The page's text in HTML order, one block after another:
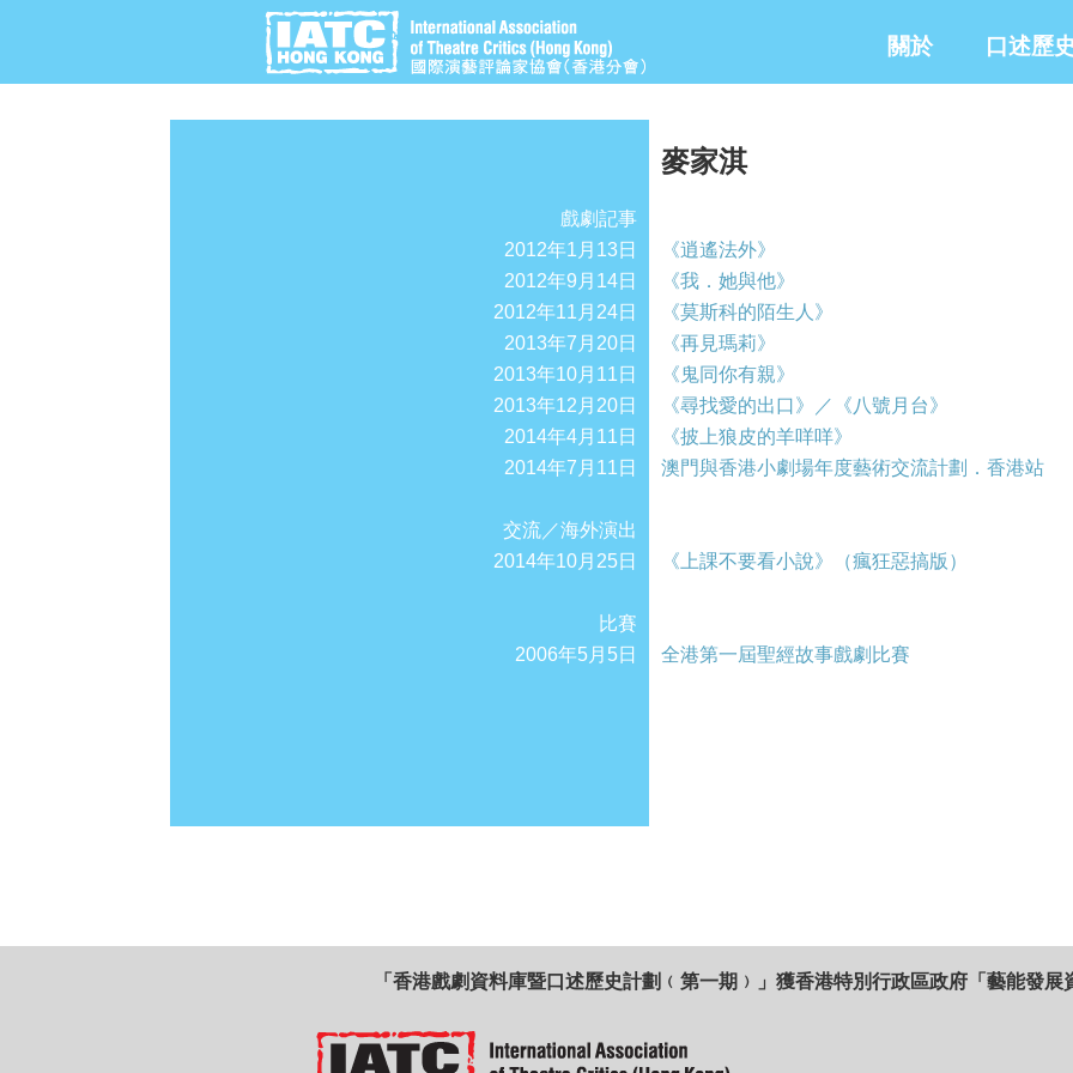
關於 口述歷史
麥家淇
戲劇記事
2012年1月13日
《逍遙法外》
2012年9月14日
《我．她與他》
2012年11月24日
《莫斯科的陌生人》
2013年7月20日
《再見瑪莉》
2013年10月11日
《鬼同你有親》
2013年12月20日
《尋找愛的出口》／《八號月台》
2014年4月11日
《披上狼皮的羊咩咩》
2014年7月11日
澳門與香港小劇場年度藝術交流計劃．香港站
交流／海外演出
2014年10月25日
《上課不要看小說》（瘋狂惡搞版）
比賽
2006年5月5日
全港第一屆聖經故事戲劇比賽
「香港戲劇資料庫暨口述歷史計劃﹙第一期﹚」獲香港特別行政區政府「藝能發展